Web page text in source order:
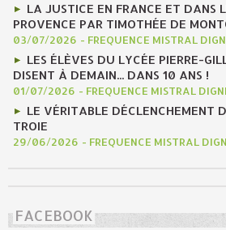
LA JUSTICE EN FRANCE ET DANS
PROVENCE PAR TIMOTHÉE DE
03/07/2026 - FREQUENCE MISTRAL
LES ÉLÈVES DU LYCÉE PIERRE-
DISENT À DEMAIN... DANS 10 ANS !
01/07/2026 - FREQUENCE MISTRAL
LE VÉRITABLE DÉCLENCHEMENT
TROIE
29/06/2026 - FREQUENCE MISTRAL
FACEBOOK